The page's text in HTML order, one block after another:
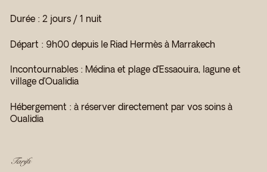
Durée : 2 jours / 1 nuit
Départ : 9h00 depuis le Riad Hermès à Marrakech
Incontournables : Médina et plage d’Essaouira, lagune et
village d’Oualidia
Hébergement : à réserver directement par vos soins à
Oualidia
Tarifs